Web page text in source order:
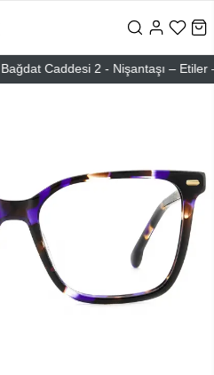
Caddesi 2 - Nişantaşı – Etiler –